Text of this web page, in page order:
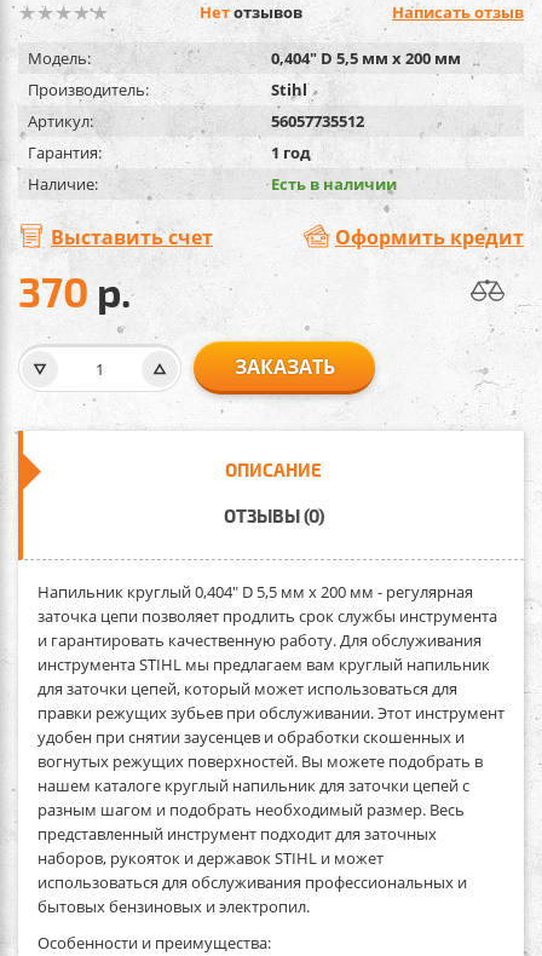
Нетотзывов Написать отзыв
Модель:
0,404" D 5,5 мм х 200 мм
Производитель:
Stihl
Артикул:
56057735512
Гарантия:
1 год
Наличие:
Есть в наличии
Выставить счет Оформить кредит
370 р.
ЗАКАЗАТЬ
ОПИСАНИЕ
ОТЗЫВЫ (0)
Напильник круглый 0,404" D 5,5 мм х 200 мм - регулярная
заточка цепи позволяет продлить срок службы инструмента
и гарантировать качественную работу. Для обслуживания
инструмента STIHL мы предлагаем вам круглый напильник
для заточки цепей, который может использоваться для
правки режущих зубьев при обслуживании. Этот инструмент
удобен при снятии заусенцев и обработки скошенных и
вогнутых режущих поверхностей. Вы можете подобрать в
нашем каталоге круглый напильник для заточки цепей с
разным шагом и подобрать необходимый размер. Весь
представленный инструмент подходит для заточных
наборов, рукояток и державок STIHL и может
использоваться для обслуживания профессиональных и
бытовых бензиновых и электропил.
Особенности и преимущества: